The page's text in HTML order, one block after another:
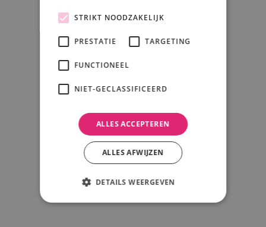
STRIKT NOODZAKELIJK
PRESTATIE TARGETING
FUNCTIONEEL
NIET-GECLASSIFICEERD
ALLES ACCEPTEREN
ALLES AFWIJZEN
DETAILS WEERGEVEN